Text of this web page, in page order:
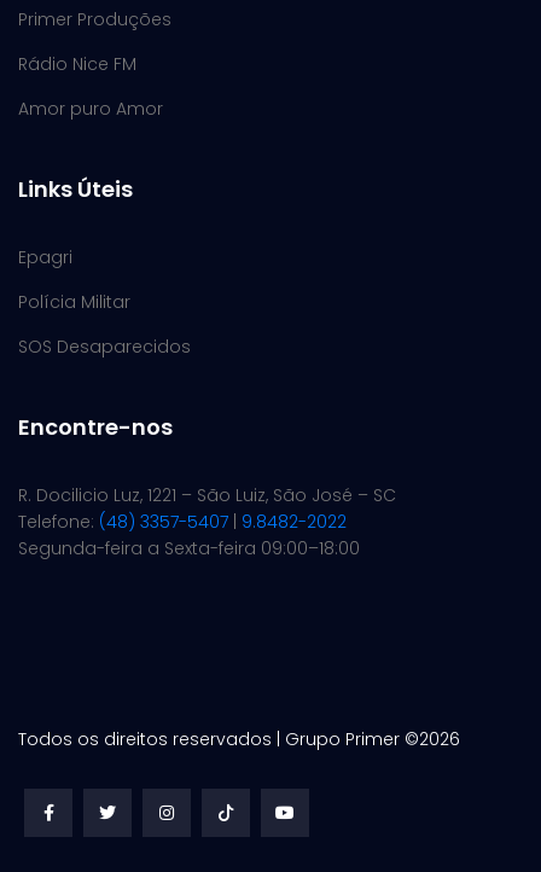
Primer Produções
Rádio Nice FM
Amor puro Amor
Links Úteis
Epagri
Polícia Militar
SOS Desaparecidos
Encontre-nos
R. Docilicio Luz, 1221 – São Luiz, São José – SC
Telefone: (48) 3357-5407 9.8482-2022
Segunda-feira a Sexta-feira 09:00–18:00
Todos os direitos reservados | Grupo Primer ©2026